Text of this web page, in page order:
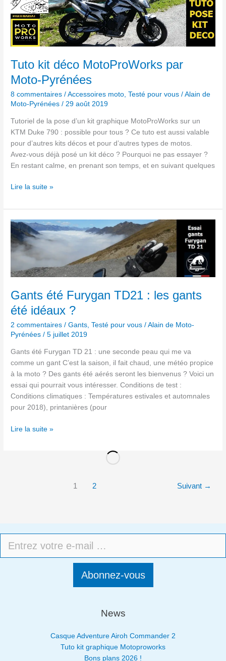
Tuto kit déco MotoProWorks par
Moto-Pyrénées
8 commentaires /Accessoires moto,Testé pour vous /Alain de
Moto-Pyrénées/29 août 2019
Tutoriel de la pose d’un kit graphique MotoProWorks sur un
KTM Duke 790 : possible pour tous ? Ce tuto est aussi valable
pour d’autres kits décos et pour d’autres types de motos.
Avez-vous déjà posé un kit déco ? Pourquoi ne pas essayer ?
En restant calme, en prenant son temps, et en suivant quelques
kit
déco
MotoProWorks
par
Moto-
Pyrénées
Lire la suite »
Gants été Furygan TD21 : les gants
été idéaux ?
2 commentaires /Gants,Testé pour vous /Alain de Moto-
Pyrénées/5 juillet 2019
Gants été Furygan TD 21 : une seconde peau qui me va
comme un gant C’est la saison, il fait chaud, une météo propice
à la moto ? Des gants été aérés seront les bienvenus ? Voici un
essai qui pourrait vous intéresser. Conditions de test :
Conditions climatiques : Températures estivales et automnales
pour 2018), printanières (pour
Gants
été
Furygan
TD21 :
les
été
Lire la suite »
1 2 Suivant →
Abonnez-vous
News
Casque Adventure Airoh Commander 2
Tuto kit graphique Motoproworks
Bons plans 2026 !